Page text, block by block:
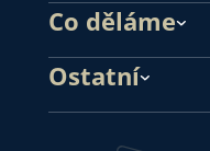
Co děláme
Ostatní